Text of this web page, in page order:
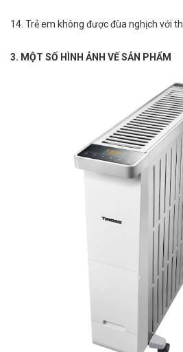
14. Trẻ em không được đùa nghịch với
3. MỘT SỐ HÌNH ẢNH VẾ SẢN PHẨM